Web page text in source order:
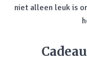
niet alleen leuk is